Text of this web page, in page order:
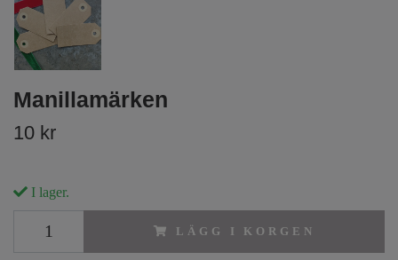
Manillamärken
10 kr
I lager.
LÄGG I KORGEN